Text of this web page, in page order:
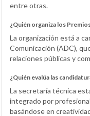
entre otras.
¿Quién organiza los
La organización está a
Comunicación (ADC),
relaciones públicas y
¿Quién evalúa las
La secretaría técnica
integrado por
basándose en